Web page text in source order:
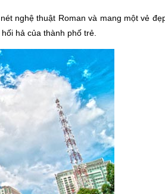
nghệ thuật Roman và mang một vẻ
hả của thành phố trẻ.